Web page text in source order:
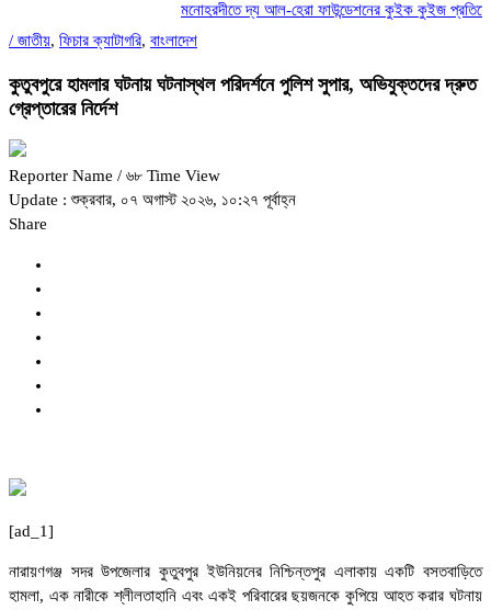
মনোহরদীতে দ্য আল-হেরা ফাউন্ডেশনের কুইক কুইজ
/ জাতীয়, ফিচার ক্যাটাগরি, বাংলাদেশ
কুতুবপুরে হামলার ঘটনায় ঘটনাস্থল পরিদর্শনে পুলিশ সুপার, অভিযুক্তদের দ্রুত
গ্রেপ্তারের নির্দেশ
Reporter Name / ৬৮ Time View
Update : শুক্রবার, ০৭ অগাস্ট ২০২৬, ১০:২৭ পূর্বাহ্ন
Share
[ad_1]
নারায়ণগঞ্জ সদর উপজেলার কুতুবপুর ইউনিয়নের নিশ্চিন্তপুর এলাকায় একটি বসতবাড়িতে
হামলা, এক নারীকে শ্লীলতাহানি এবং একই পরিবারের ছয়জনকে কুপিয়ে আহত করার ঘটনায়